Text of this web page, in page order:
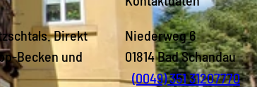
Direkt
Becken und
Niederweg 6
01814Bad Schandau
(0049) 351 31207770